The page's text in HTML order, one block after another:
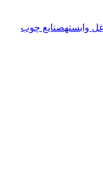
وابستهصنایع چوب